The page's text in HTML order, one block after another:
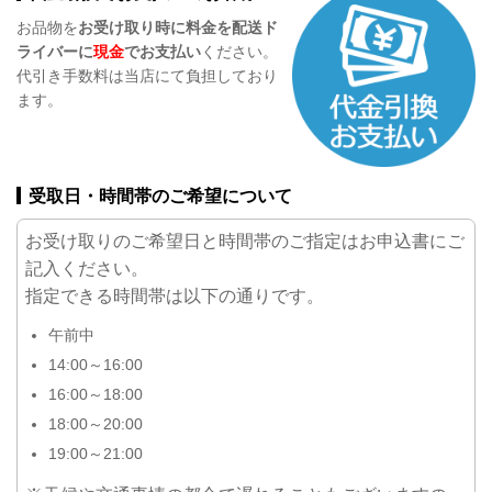
お品物をお受け取り時に料金を配送ド
ライバーに現金でお支払いください。
代引き手数料は当店にて負担しており
ます。
受取日・時間帯のご希望について
お受け取りのご希望日と時間帯のご指定はお申込書にご
記入ください。
指定できる時間帯は以下の通りです。
午前中
14:00～16:00
16:00～18:00
18:00～20:00
19:00～21:00